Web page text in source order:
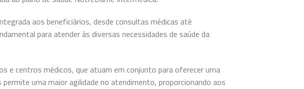
aos beneficiários, desde consultas médicas até
para atender às diversas necessidades de saúde da
e centros médicos, que atuam em conjunto para oferecer uma
uma maior agilidade no atendimento, proporcionando aos